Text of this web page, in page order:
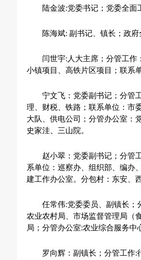
陆金波:党委书记；党委全面
陈海斌: 副书记、镇长；政府
闫世宇:人大主席；分管工作
小镇项目、高铁片区项目；联系
宁文飞：党委副书记；分管
理、财税、铁路；联系单位：市
大队、供电公司；分管办公室：
史家洼、三山院。
赵小翠：党委副书记；分管
系单位：巡察办、组织部、编办
建工作办公室。分包村：东安、
任常伟:党委委员、副镇长；
农业农村局、市场监督管理局（
局； 分管办公室:农业综合服务中
罗向辉：副镇长；分管工作: